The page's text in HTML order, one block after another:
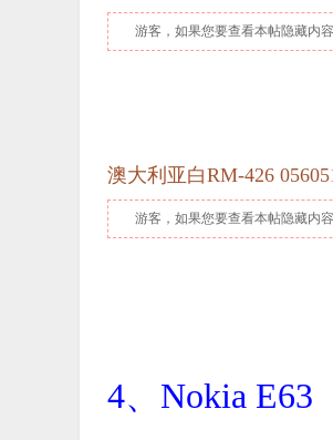
游客，如果您要查看本帖隐藏内
澳大利亚白RM-426
游客，如果您要查看本帖隐藏内
4、Nokia E63